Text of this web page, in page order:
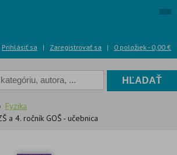
Prihlásiť sa | Zaregistrovať sa | 0 položiek - 0,00 €
Fyzika
a 4. ročník GOŠ - učebnica